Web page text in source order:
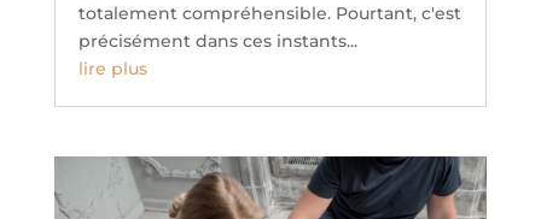
totalement compréhensible. Pourtant, c'est
précisément dans ces instants...
lire plus